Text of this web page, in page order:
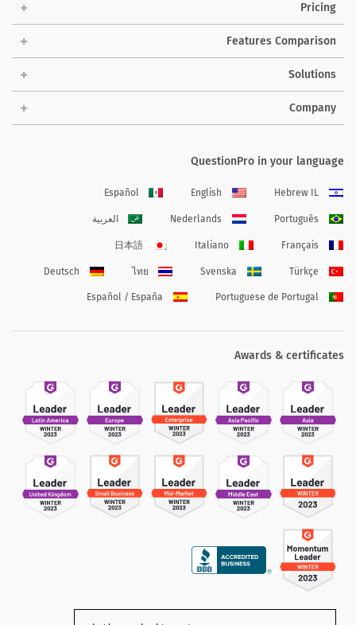
Pricing
Features Comparison
Solutions
Company
QuestionPro in your language
Hebrew IL
English
Español
Português
Nederlands العربية
Français
Italiano
日本語
Türkçe
Svenska
ไทย
Deutsch
Portuguese de Portugal
Español / España
Awards & certificates